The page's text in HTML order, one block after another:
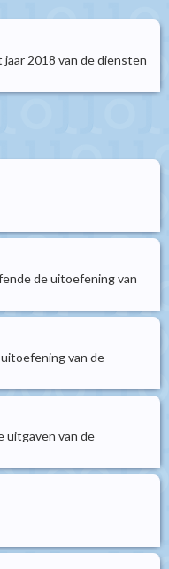
2018 van de diensten
de uitoefening van
van de
uitgaven van de